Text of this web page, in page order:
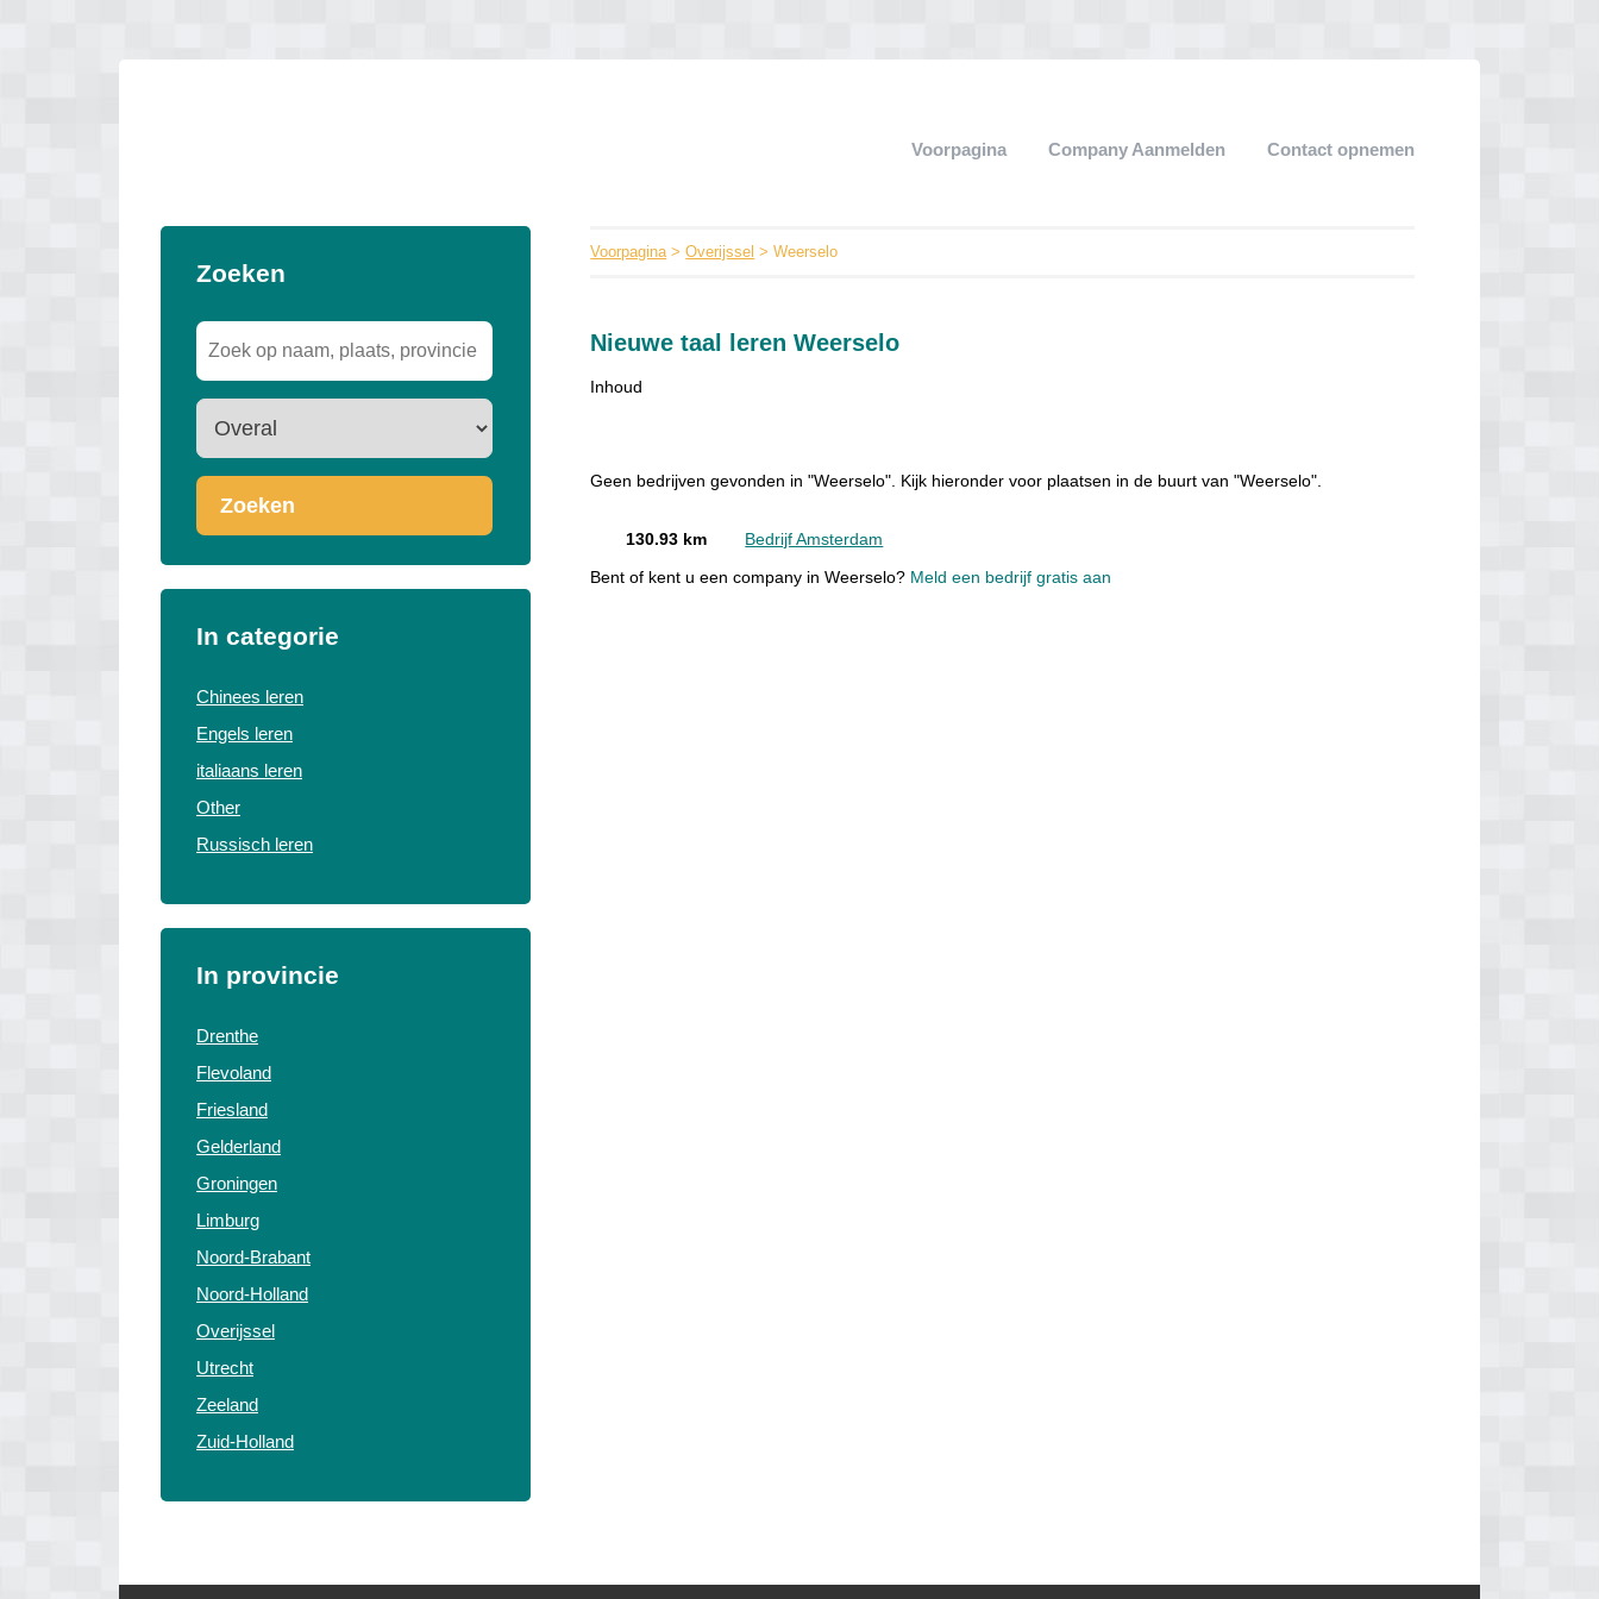
Voorpagina Company Aanmelden Contact opnemen
Zoeken
Zoeken
In categorie
Chinees leren
Engels leren
italiaans leren
Other
Russisch leren
In provincie
Drenthe
Flevoland
Friesland
Gelderland
Groningen
Limburg
Noord-Brabant
Noord-Holland
Overijssel
Utrecht
Zeeland
Zuid-Holland
Voorpagina>Overijssel > Weerselo
Nieuwe taal leren Weerselo
Inhoud
Geen bedrijven gevonden in "Weerselo". Kijk hieronder voor plaatsen in de buurt van "Weerselo".
130.93 km Bedrijf Amsterdam
Bent of kent u een company in Weerselo? Meld een bedrijf gratis aan